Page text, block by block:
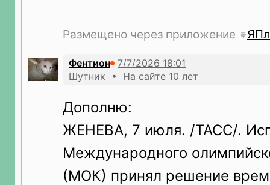
Размещено через приложение
Фентион
Шутник • На сайте 10 лет
Дополню:
ЖЕНЕВА, 7 июля. /ТАСС/.
Международного
(МОК) принял решение